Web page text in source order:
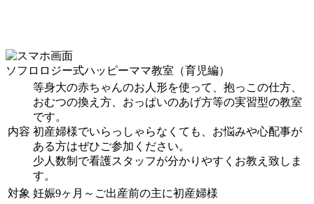
ソフロロジー式ハッピーママ教室（育児編）
内容
等身大の赤ちゃんのお人形を使って、抱っこの仕方、
おむつの換え方、おっぱいのあげ方等の実習型の教室
です。
初産婦様でいらっしゃらなくても、お悩みや心配事が
ある方はぜひご参加ください。
少人数制で看護スタッフが分かりやすくお教え致しま
す。
対象 妊娠9ヶ月～ご出産前の主に初産婦様